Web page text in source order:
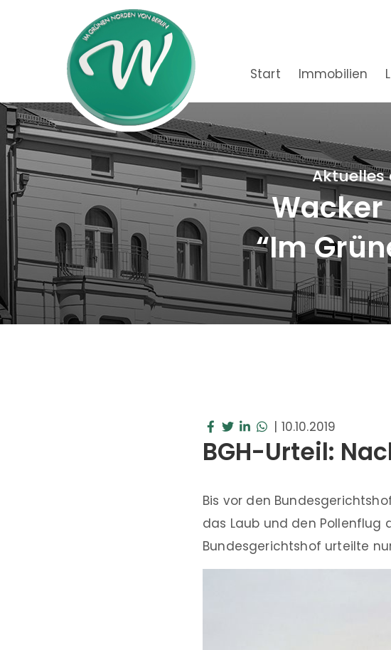
Start Immobilien
Aktuelles
Wacker
“Im
| 10.10.2019
BGH-Urteil:
Bis vor den
das Laub und den Pollenflug
Bundesgerichtshof urteilte